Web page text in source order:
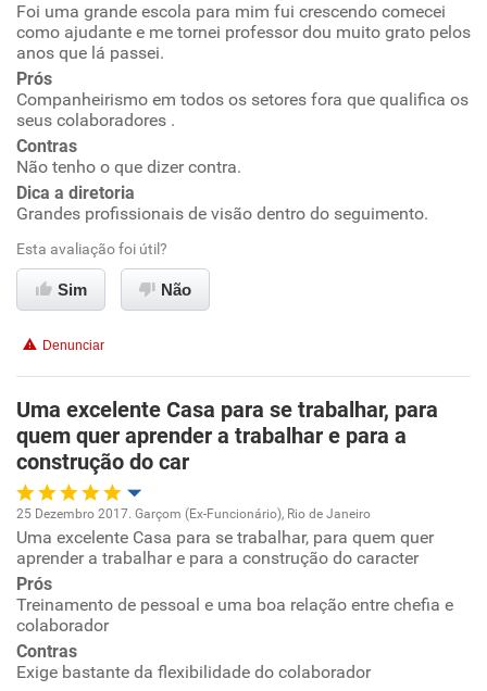
Oportunidade de promoção
Ambiente de trabalho
Conciliação com a vida familiar
Benefícios
Foi uma grande escola para mim fui crescendo comecei
como ajudante e me tornei professor dou muito grato pelos
anos que lá passei.
Prós
Companheirismo em todos os setores fora que qualifica os
seus colaboradores .
Contras
Não tenho o que dizer contra.
Dica a diretoria
Grandes profissionais de visão dentro do seguimento.
Esta avaliação foi útil?
Sim Não
Denunciar
Uma excelente Casa para se trabalhar, para
quem quer aprender a trabalhar e para a
construção do car
Oportunidade de promoção
Ambiente de trabalho
Conciliação com a vida familiar
25 Dezembro 2017. Garçom (Ex-Funcionário), Rio de Janeiro
Uma excelente Casa para se trabalhar, para quem quer
aprender a trabalhar e para a construção do caracter
Prós
Treinamento de pessoal e uma boa relação entre chefia e
colaborador
Contras
Exige bastante da flexibilidade do colaborador